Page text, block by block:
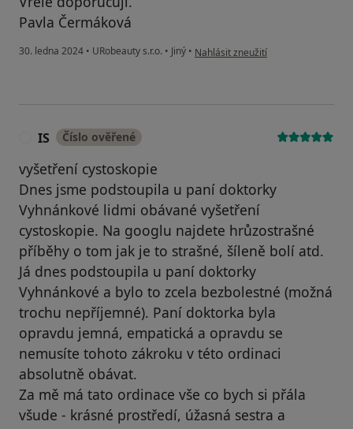
Pavla Čermáková
30. ledna 2024 • URobeauty s.r.o. • Jiný • podle názoru uživatele Pavla
Nahlásit zneužití
IS Číslo ověřené
vyšetření cystoskopie
Dnes jsme podstoupila u paní doktorky
Vyhnánkové lidmi obávané vyšetření
cystoskopie. Na googlu najdete hrůzostrašné
příběhy o tom jak je to strašné, šíleně bolí atd.
Já dnes podstoupila u paní doktorky
Vyhnánkové a bylo to zcela bezbolestné (možná
trochu nepříjemné). Paní doktorka byla
opravdu jemná, empatická a opravdu se
nemusíte tohoto zákroku v této ordinaci
absolutně obávat.
Za mě má tato ordinace vše co bych si přála
všude - krásné prostředí, úžasná sestra a